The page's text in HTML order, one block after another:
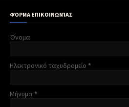
ΦΌΡΜΑ ΕΠΙΚΟΙΝΩΝΊΑΣ
Όνομα
Ηλεκτρονικό ταχυδρομείο *
Μήνυμα *